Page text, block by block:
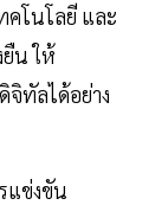
คโนโลยี และ
น ให้
จิทัลได้อย่าง
แข่งขัน